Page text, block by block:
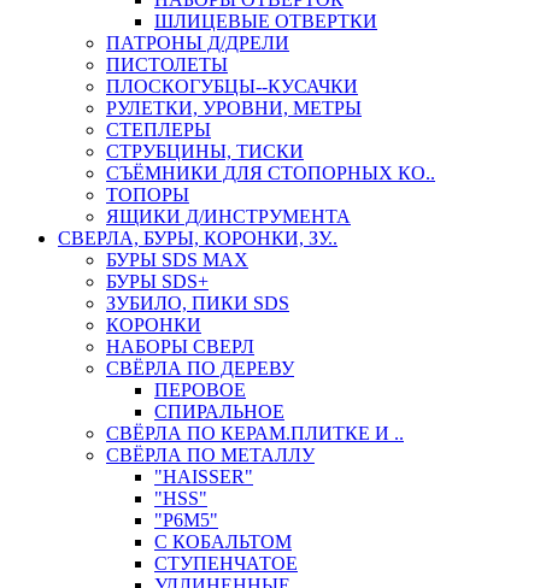
ШЛИЦЕВЫЕ ОТВЕРТКИ
ПАТРОНЫ Д/ДРЕЛИ
ПИСТОЛЕТЫ
ПЛОСКОГУБЦЫ--КУСАЧКИ
РУЛЕТКИ, УРОВНИ, МЕТРЫ
СТЕПЛЕРЫ
СТРУБЦИНЫ, ТИСКИ
СЪЁМНИКИ ДЛЯ СТОПОРНЫХ КО..
ТОПОРЫ
ЯЩИКИ Д/ИНСТРУМЕНТА
СВЕРЛА, БУРЫ, КОРОНКИ, ЗУ..
БУРЫ SDS MAX
БУРЫ SDS+
ЗУБИЛО, ПИКИ SDS
КОРОНКИ
НАБОРЫ СВЕРЛ
СВЁРЛА ПО ДЕРЕВУ
ПЕРОВОЕ
СПИРАЛЬНОЕ
СВЁРЛА ПО КЕРАМ.ПЛИТКЕ И ..
СВЁРЛА ПО МЕТАЛЛУ
"HAISSER"
"HSS"
"Р6М5"
С КОБАЛЬТОМ
СТУПЕНЧАТОЕ